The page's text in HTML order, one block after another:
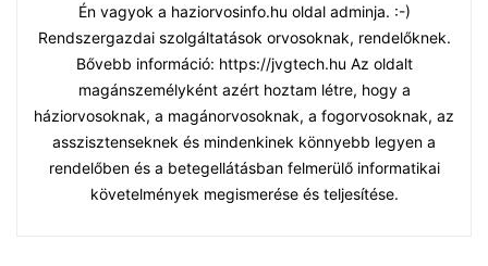
Én vagyok a haziorvosinfo.hu oldal adminja. :-)
Rendszergazdai szolgáltatások orvosoknak, rendelőknek.
Bővebb információ: https://jvgtech.hu Az oldalt
magánszemélyként azért hoztam létre, hogy a
háziorvosoknak, a magánorvosoknak, a fogorvosoknak, az
asszisztenseknek és mindenkinek könnyebb legyen a
rendelőben és a betegellátásban felmerülő informatikai
követelmények megismerése és teljesítése.